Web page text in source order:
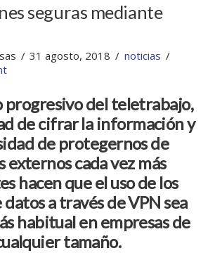
seguras mediante
31 agosto, 2018
noticias
progresivo del teletrabajo,
de cifrar la información y
de protegernos de
externos cada vez más
hacen que el uso de los
a través de VPN sea
habitual en empresas de
tamaño.